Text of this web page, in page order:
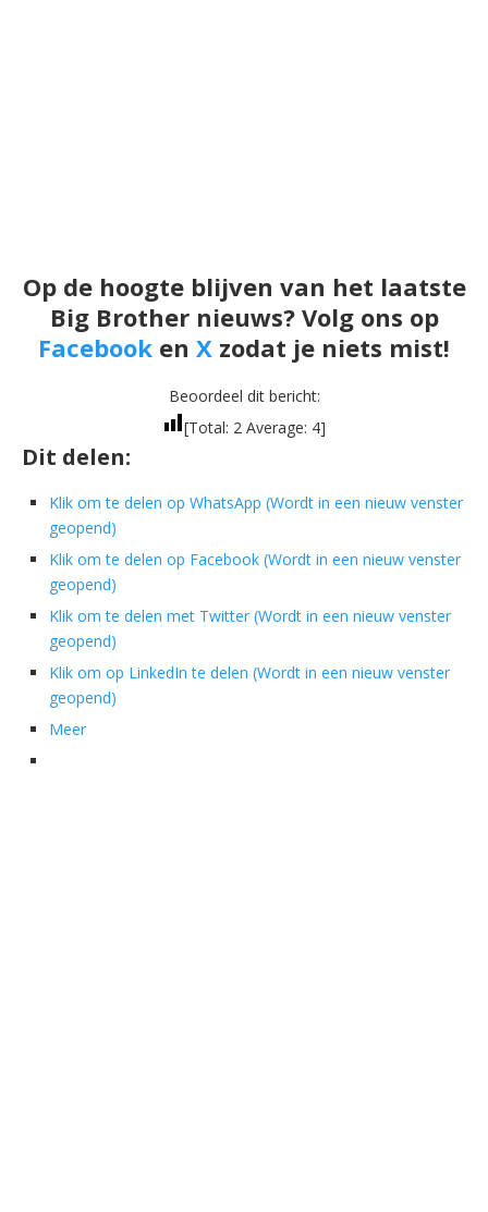
Op de hoogte blijven van het laatste
Big Brother nieuws? Volg ons op
Facebook en X zodat je niets mist!
Beoordeel dit bericht:
[Total: 2 Average: 4]
Dit delen:
Klik om te delen op WhatsApp (Wordt in een nieuw venster
geopend)
Klik om te delen op Facebook (Wordt in een nieuw venster
geopend)
Klik om te delen met Twitter (Wordt in een nieuw venster
geopend)
Klik om op LinkedIn te delen (Wordt in een nieuw venster
geopend)
Meer